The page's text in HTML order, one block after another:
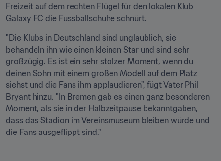
Freizeit auf dem rechten Flügel für den lokalen Klub
Galaxy FC die Fussballschuhe schnürt.
"Die Klubs in Deutschland sind unglaublich, sie
behandeln ihn wie einen kleinen Star und sind sehr
großzügig. Es ist ein sehr stolzer Moment, wenn du
deinen Sohn mit einem großen Modell auf dem Platz
siehst und die Fans ihm applaudieren", fügt Vater Phil
Bryant hinzu. "In Bremen gab es einen ganz besonderen
Moment, als sie in der Halbzeitpause bekanntgaben,
dass das Stadion im Vereinsmuseum bleiben würde und
die Fans ausgeflippt sind."